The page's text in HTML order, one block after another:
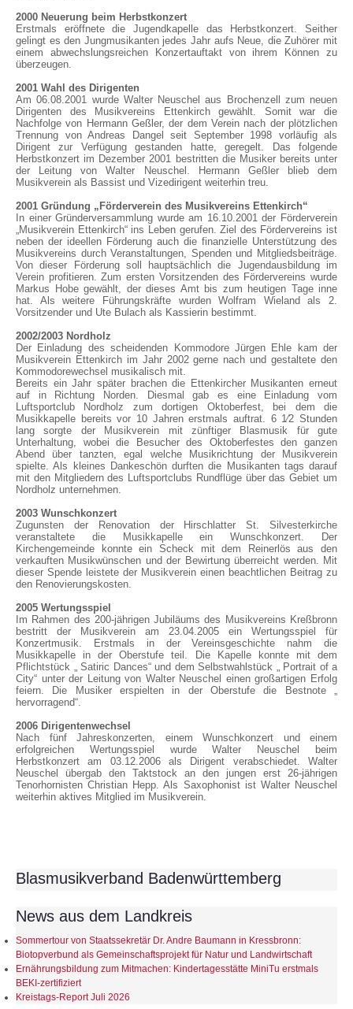
2000 Neuerung beim Herbstkonzert
Erstmals eröffnete die Jugendkapelle das Herbstkonzert. Seither
gelingt es den Jungmusikanten jedes Jahr aufs Neue, die Zuhörer mit
einem abwechslungsreichen Konzertauftakt von ihrem Können zu
überzeugen.
2001 Wahl des Dirigenten
Am 06.08.2001 wurde Walter Neuschel aus Brochenzell zum neuen
Dirigenten des Musikvereins Ettenkirch gewählt. Somit war die
Nachfolge von Hermann Geßler, der dem Verein nach der plötzlichen
Trennung von Andreas Dangel seit September 1998 vorläufig als
Dirigent zur Verfügung gestanden hatte, geregelt. Das folgende
Herbstkonzert im Dezember 2001 bestritten die Musiker bereits unter
der Leitung von Walter Neuschel. Hermann Geßler blieb dem
Musikverein als Bassist und Vizedirigent weiterhin treu.
2001 Gründung „Förderverein des Musikvereins Ettenkirch“
In einer Gründerversammlung wurde am 16.10.2001 der Förderverein
„Musikverein Ettenkirch“ ins Leben gerufen. Ziel des Fördervereins ist
neben der ideellen Förderung auch die finanzielle Unterstützung des
Musikvereins durch Veranstaltungen, Spenden und Mitgliedsbeiträge.
Von dieser Förderung soll hauptsächlich die Jugendausbildung im
Verein profitieren. Zum ersten Vorsitzenden des Fördervereins wurde
Markus Hobe gewählt, der dieses Amt bis zum heutigen Tage inne
hat. Als weitere Führungskräfte wurden Wolfram Wieland als 2.
Vorsitzender und Ute Bulach als Kassierin bestimmt.
2002/2003 Nordholz
Der Einladung des scheidenden Kommodore Jürgen Ehle kam der
Musikverein Ettenkirch im Jahr 2002 gerne nach und gestaltete den
Kommodorewechsel musikalisch mit.
Bereits ein Jahr später brachen die Ettenkircher Musikanten erneut
auf in Richtung Norden. Diesmal gab es eine Einladung vom
Luftsportclub Nordholz zum dortigen Oktoberfest, bei dem die
Musikkapelle bereits vor 10 Jahren erstmals auftrat. 6 1⁄2 Stunden
lang sorgte der Musikverein mit zünftiger Blasmusik für gute
Unterhaltung, wobei die Besucher des Oktoberfestes den ganzen
Abend über tanzten, egal welche Musikrichtung der Musikverein
spielte. Als kleines Dankeschön durften die Musikanten tags darauf
mit den Mitgliedern des Luftsportclubs Rundflüge über das Gebiet um
Nordholz unternehmen.
2003 Wunschkonzert
Zugunsten der Renovation der Hirschlatter St. Silvesterkirche
veranstaltete die Musikkapelle ein Wunschkonzert. Der
Kirchengemeinde konnte ein Scheck mit dem Reinerlös aus den
verkauften Musikwünschen und der Bewirtung überreicht werden. Mit
dieser Spende leistete der Musikverein einen beachtlichen Beitrag zu
den Renovierungskosten.
2005 Wertungsspiel
Im Rahmen des 200-jährigen Jubiläums des Musikvereins Kreßbronn
bestritt der Musikverein am 23.04.2005 ein Wertungsspiel für
Konzertmusik. Erstmals in der Vereinsgeschichte nahm die
Musikkapelle in der Oberstufe teil. Die Kapelle konnte mit dem
Pflichtstück „ Satiric Dances“ und dem Selbstwahlstück „ Portrait of a
City“ unter der Leitung von Walter Neuschel einen großartigen Erfolg
feiern. Die Musiker erspielten in der Oberstufe die Bestnote „
hervorragend“.
2006 Dirigentenwechsel
Nach fünf Jahreskonzerten, einem Wunschkonzert und einem
erfolgreichen Wertungsspiel wurde Walter Neuschel beim
Herbstkonzert am 03.12.2006 als Dirigent verabschiedet. Walter
Neuschel übergab den Taktstock an den jungen erst 26-jährigen
Tenorhornisten Christian Hepp. Als Saxophonist ist Walter Neuschel
weiterhin aktives Mitglied im Musikverein.
Blasmusikverband Badenwürttemberg
News aus dem Landkreis
Sommertour von Staatssekretär Dr. Andre Baumann in Kressbronn:
Biotopverbund als Gemeinschaftsprojekt für Natur und Landwirtschaft
Ernährungsbildung zum Mitmachen: Kindertagesstätte MiniTu erstmals
BEKI-zertifiziert
Kreistags-Report Juli 2026